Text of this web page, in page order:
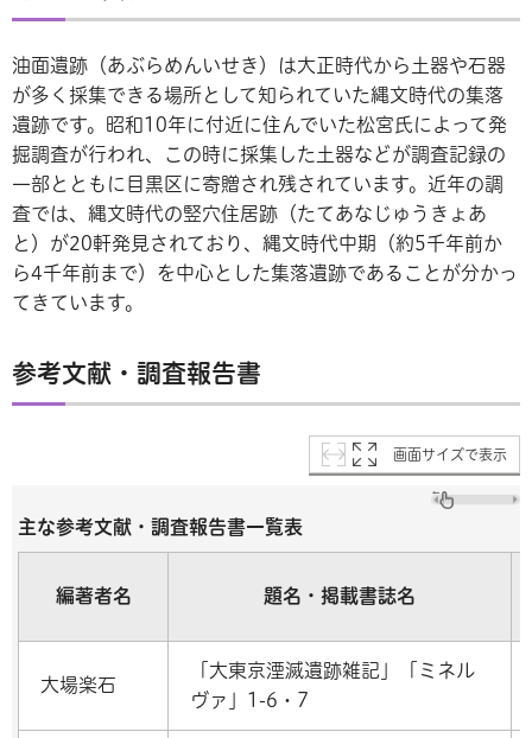
油面遺跡（あぶらめんいせき）は大正時代から土器や石器
が多く採集できる場所として知られていた縄文時代の集落
遺跡です。昭和10年に付近に住んでいた松宮氏によって発
掘調査が行われ、この時に採集した土器などが調査記録の
一部とともに目黒区に寄贈され残されています。近年の調
査では、縄文時代の竪穴住居跡（たてあなじゅうきょあ
と）が20軒発見されており、縄文時代中期（約5千年前か
ら4千年前まで）を中心とした集落遺跡であることが分かっ
てきています。
参考文献・調査報告書
画面サイズで表示
主な参考文献・調査報告書一覧表
編著者名 題名・掲載書誌名
大場楽石
「大東京湮滅遺跡雑記」「ミネル
ヴァ」1-6・7